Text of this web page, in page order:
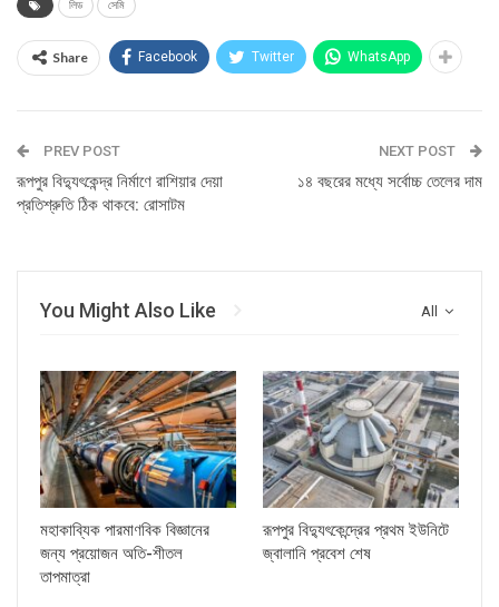
লিড সেমি
Share Facebook Twitter WhatsApp
PREV POST
রূপপুর বিদ্যুৎকেন্দ্র নির্মাণে রাশিয়ার দেয়া
প্রতিশ্রুতি ঠিক থাকবে: রোসাটম
NEXT POST
১৪ বছরের মধ্যে সর্বোচ্চ তেলের দাম
All
You Might Also Like
মহাকাব্যিক পারমাণবিক বিজ্ঞানের
জন্য প্রয়োজন অতি-শীতল
তাপমাত্রা
রূপপুর বিদ্যুৎকেন্দ্রের প্রথম ইউনিটে
জ্বালানি প্রবেশ শেষ